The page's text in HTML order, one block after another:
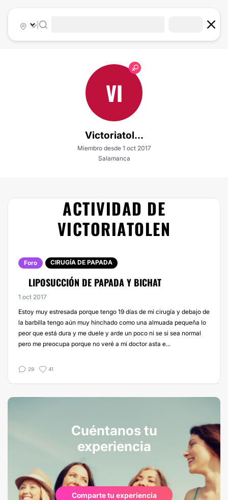
|
VI
Victoriatol...
Miembro desde 1 oct 2017
Salamanca
ACTIVIDAD DE
VICTORIATOLEN
Foro CIRUGÍA DE PAPADA
LIPOSUCCIÓN DE PAPADA Y BICHAT
1 oct 2017
Estoy muy estresada porque tengo 19 días de mi cirugía y debajo de
la barbilla tengo aún muy hinchado como una almuada pequeña lo
peor que está dura y me duele y arde un poco ni se si sea normal
pero me preocupa porque no veré a mi doctor asta e...
29 41
Cuéntanos tu
experiencia
Comparte tu experiencia